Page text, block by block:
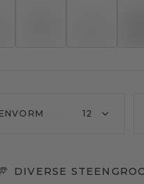
12
DIVERSE